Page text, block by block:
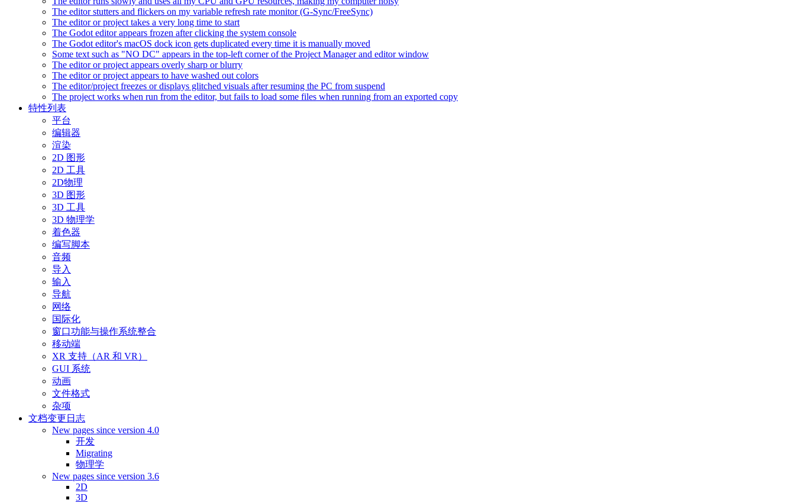
The editor stutters and flickers on my variable refresh rate monitor (G-Sync/FreeSync)
The editor or project takes a very long time to start
The Godot editor appears frozen after clicking the system console
The Godot editor's macOS dock icon gets duplicated every time it is manually moved
Some text such as "NO DC" appears in the top-left corner of the Project Manager and editor window
The editor or project appears overly sharp or blurry
The editor or project appears to have washed out colors
The editor/project freezes or displays glitched visuals after resuming the PC from suspend
The project works when run from the editor, but fails to load some files when running from an exported copy
特性列表
平台
编辑器
渲染
2D 图形
2D 工具
2D物理
3D 图形
3D 工具
3D 物理学
着色器
编写脚本
音频
导入
输入
导航
网络
国际化
窗口功能与操作系统整合
移动端
XR 支持（AR 和 VR）
GUI 系统
动画
文件格式
杂项
文档变更日志
New pages since version 4.0
开发
Migrating
物理学
New pages since version 3.6
2D
3D